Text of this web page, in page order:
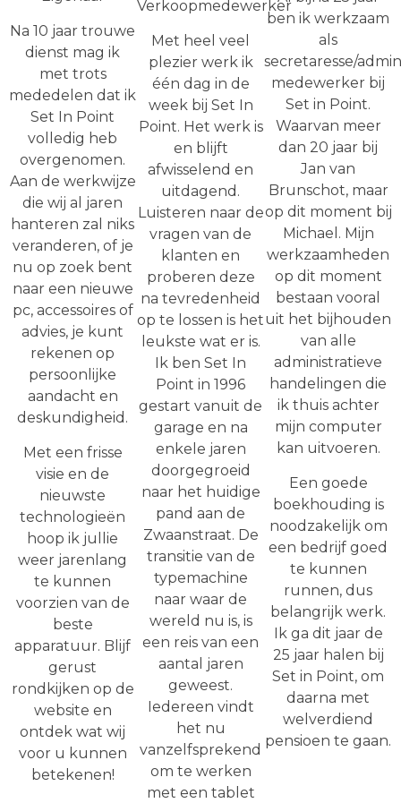
Na 10 jaar trouwe
dienst mag ik
met trots
mededelen dat ik
Set In Point
volledig heb
overgenomen.
Aan de werkwijze
die wij al jaren
hanteren zal niks
veranderen, of je
nu op zoek bent
naar een nieuwe
pc, accessoires of
advies, je kunt
rekenen op
persoonlijke
aandacht en
deskundigheid.
Met een frisse
visie en de
nieuwste
technologieën
hoop ik jullie
weer jarenlang
te kunnen
voorzien van de
beste
apparatuur. Blijf
gerust
rondkijken op de
website en
ontdek wat wij
voor u kunnen
betekenen!
Verkoopmedewerker
Met heel veel
plezier werk ik
één dag in de
week bij Set In
Point. Het werk is
en blijft
afwisselend en
uitdagend.
Luisteren naar de
vragen van de
klanten en
proberen deze
na tevredenheid
op te lossen is het
leukste wat er is.
Ik ben Set In
Point in 1996
gestart vanuit de
garage en na
enkele jaren
doorgegroeid
naar het huidige
pand aan de
Zwaanstraat. De
transitie van de
typemachine
naar waar de
wereld nu is, is
een reis van een
aantal jaren
geweest.
Iedereen vindt
het nu
vanzelfsprekend
om te werken
met een tablet
ben ik werkzaam
als
secretaresse/
medewerker bij
Set in Point.
Waarvan meer
dan 20 jaar bij
Jan van
Brunschot, maar
op dit moment bij
Michael. Mijn
werkzaamheden
op dit moment
bestaan vooral
uit het bijhouden
van alle
administratieve
handelingen die
ik thuis achter
mijn computer
kan uitvoeren.
Een goede
boekhouding is
noodzakelijk om
een bedrijf goed
te kunnen
runnen, dus
belangrijk werk.
Ik ga dit jaar de
25 jaar halen bij
Set in Point, om
daarna met
welverdiend
pensioen te gaan.